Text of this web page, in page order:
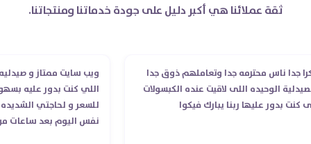
ثقة عملائنا هي أكبر دليل على جودة خدماتنا ومنتجاتنا.
ناس محترمه جدا وتعاملهم ذوق جدا
الوحيده اللى لاقيت عنده الكبسولات
بدور عليها ربنا يبارك فيكوا
ويب سايت ممتاز و صيدليه
اللي كنت بدور عليه
للسعر و لحاجتي الشديده
نفس اليوم بعد ساعات من